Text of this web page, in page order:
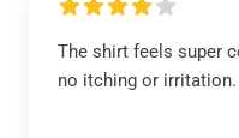
The shirt feels super
no itching or irritation.